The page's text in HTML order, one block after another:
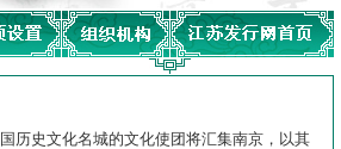
历史文化名城的文化使团将汇集南京，以其